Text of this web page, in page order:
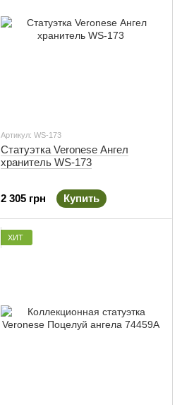
Артикул: WS-173
Cтатуэтка Veronese Ангел
хранитель WS-173
2 305 грн Купить
ХИТ